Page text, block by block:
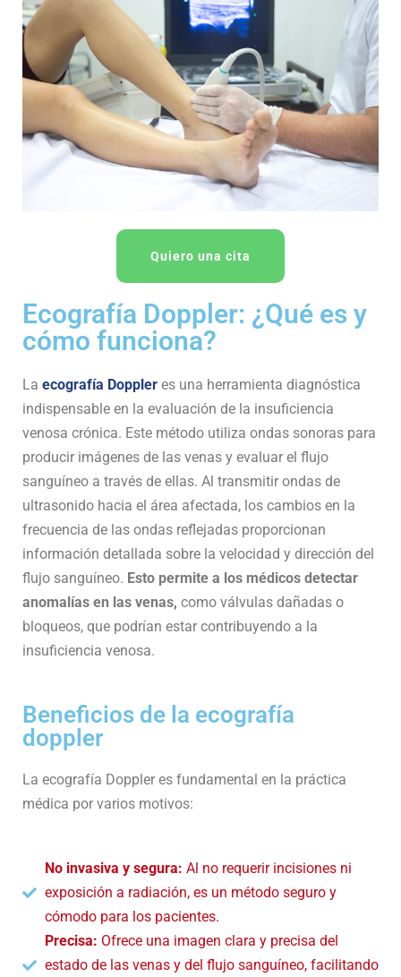
Quiero una cita
Ecografía Doppler: ¿Qué es y
cómo funciona?
La ecografía Doppler es una herramienta diagnóstica
indispensable en la evaluación de la insuficiencia
venosa crónica. Este método utiliza ondas sonoras para
producir imágenes de las venas y evaluar el flujo
sanguíneo a través de ellas. Al transmitir ondas de
ultrasonido hacia el área afectada, los cambios en la
frecuencia de las ondas reflejadas proporcionan
información detallada sobre la velocidad y dirección del
flujo sanguíneo. Esto permite a los médicos detectar
anomalías en las venas, como válvulas dañadas o
bloqueos, que podrían estar contribuyendo a la
insuficiencia venosa.
Beneficios de la ecografía
doppler
La ecografía Doppler es fundamental en la práctica
médica por varios motivos:
No invasiva y segura: Al no requerir incisiones ni
exposición a radiación, es un método seguro y
cómodo para los pacientes.
Precisa: Ofrece una imagen clara y precisa del
estado de las venas y del flujo sanguíneo, facilitando